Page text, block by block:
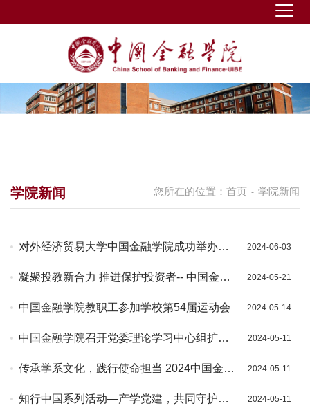
您所在的位置： 首页 - 学院新闻
学院新闻
对外经济贸易大学中国金融学院成功举办第
2024-06-03
凝聚投教新合力 推进保护投资者-- 中国金融
2024-05-21
中国金融学院教职工参加学校第54届运动会 2024-05-14
中国金融学院召开党委理论学习中心组扩大
2024-05-11
传承学系文化，践行使命担当 2024中国金融
举行
2024-05-11
知行中国系列活动—产学党建，共同守护金
2024-05-11